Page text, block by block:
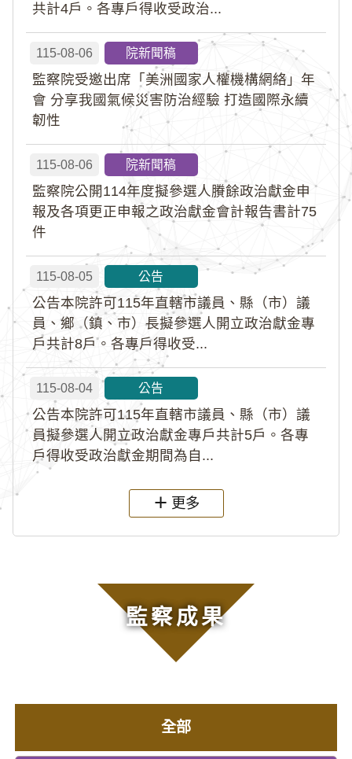
共計4戶。各專戶得收受政治...
115-08-06 院新聞稿
監察院受邀出席「美洲國家人權機構網絡」年
會 分享我國氣候災害防治經驗 打造國際永續
韌性
115-08-06 院新聞稿
監察院公開114年度擬參選人賸餘政治獻金申
報及各項更正申報之政治獻金會計報告書計75
件
115-08-05 公告
公告本院許可115年直轄市議員、縣（市）議
員、鄉（鎮、市）長擬參選人開立政治獻金專
戶共計8戶。各專戶得收受...
115-08-04 公告
公告本院許可115年直轄市議員、縣（市）議
員擬參選人開立政治獻金專戶共計5戶。各專
戶得收受政治獻金期間為自...
更多
監察成果
全部